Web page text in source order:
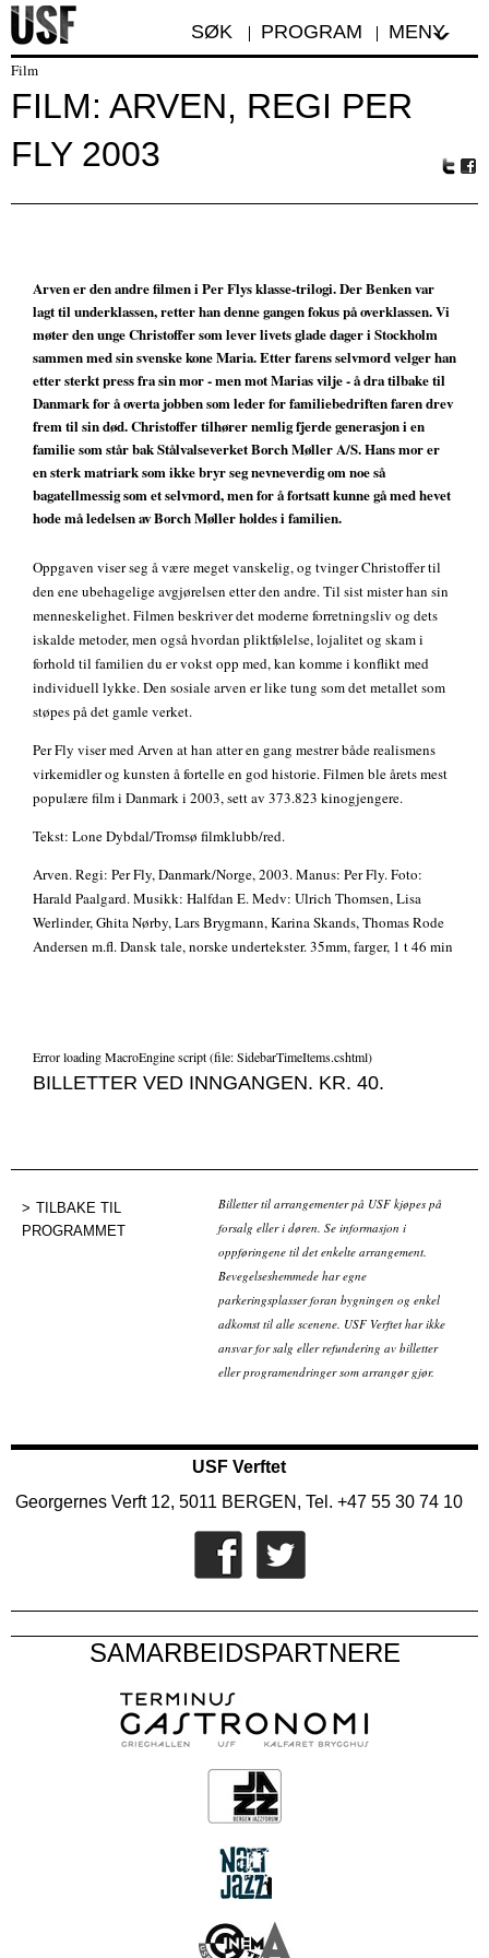
SØK PROGRAM MENY
Film
FILM: ARVEN, REGI PER
FLY 2003
Arven er den andre filmen i Per Flys klasse-trilogi. Der Benken var
lagt til underklassen, retter han denne gangen fokus på overklassen. Vi
møter den unge Christoffer som lever livets glade dager i Stockholm
sammen med sin svenske kone Maria. Etter farens selvmord velger han
etter sterkt press fra sin mor - men mot Marias vilje - å dra tilbake til
Danmark for å overta jobben som leder for familiebedriften faren drev
frem til sin død. Christoffer tilhører nemlig fjerde generasjon i en
familie som står bak Stålvalseverket Borch Møller A/S. Hans mor er
en sterk matriark som ikke bryr seg nevneverdig om noe så
bagatellmessig som et selvmord, men for å fortsatt kunne gå med hevet
hode må ledelsen av Borch Møller holdes i familien.
Oppgaven viser seg å være meget vanskelig, og tvinger Christoffer til
den ene ubehagelige avgjørelsen etter den andre. Til sist mister han sin
menneskelighet. Filmen beskriver det moderne forretningsliv og dets
iskalde metoder, men også hvordan pliktfølelse, lojalitet og skam i
forhold til familien du er vokst opp med, kan komme i konflikt med
individuell lykke. Den sosiale arven er like tung som det metallet som
støpes på det gamle verket.
Per Fly viser med Arven at han atter en gang mestrer både realismens
virkemidler og kunsten å fortelle en god historie. Filmen ble årets mest
populære film i Danmark i 2003, sett av 373.823 kinogjengere.
Tekst: Lone Dybdal/Tromsø filmklubb/red.
Arven. Regi: Per Fly, Danmark/Norge, 2003. Manus: Per Fly. Foto:
Harald Paalgard. Musikk: Halfdan E. Medv: Ulrich Thomsen, Lisa
Werlinder, Ghita Nørby, Lars Brygmann, Karina Skands, Thomas Rode
Andersen m.fl. Dansk tale, norske undertekster. 35mm, farger, 1 t 46 min
Error loading MacroEngine script (file: SidebarTimeItems.cshtml)
BILLETTER VED INNGANGEN. KR. 40.
TILBAKE TIL
PROGRAMMET
Billetter til arrangementer på USF kjøpes på
forsalg eller i døren. Se informasjon i
oppføringene til det enkelte arrangement.
Bevegelseshemmede har egne
parkeringsplasser foran bygningen og enkel
adkomst til alle scenene. USF Verftet har ikke
ansvar for salg eller refundering av billetter
eller programendringer som arrangør gjør.
USF Verftet
Georgernes Verft 12, 5011 BERGEN, Tel. +47 55 30 74 10
SAMARBEIDSPARTNERE